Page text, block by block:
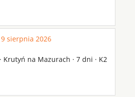
sierpnia 2026
· Krutyń na Mazurach · 7 dni · K2